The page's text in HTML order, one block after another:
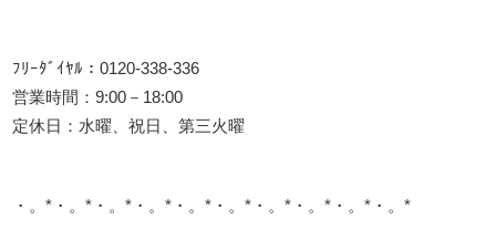
ﾌﾘｰﾀﾞｲﾔﾙ：0120-338-336
営業時間：9:00－18:00
定休日：水曜、祝日、第三火曜
・。*・。*・。*・。*・。*・。*・。*・。*・。*・。*